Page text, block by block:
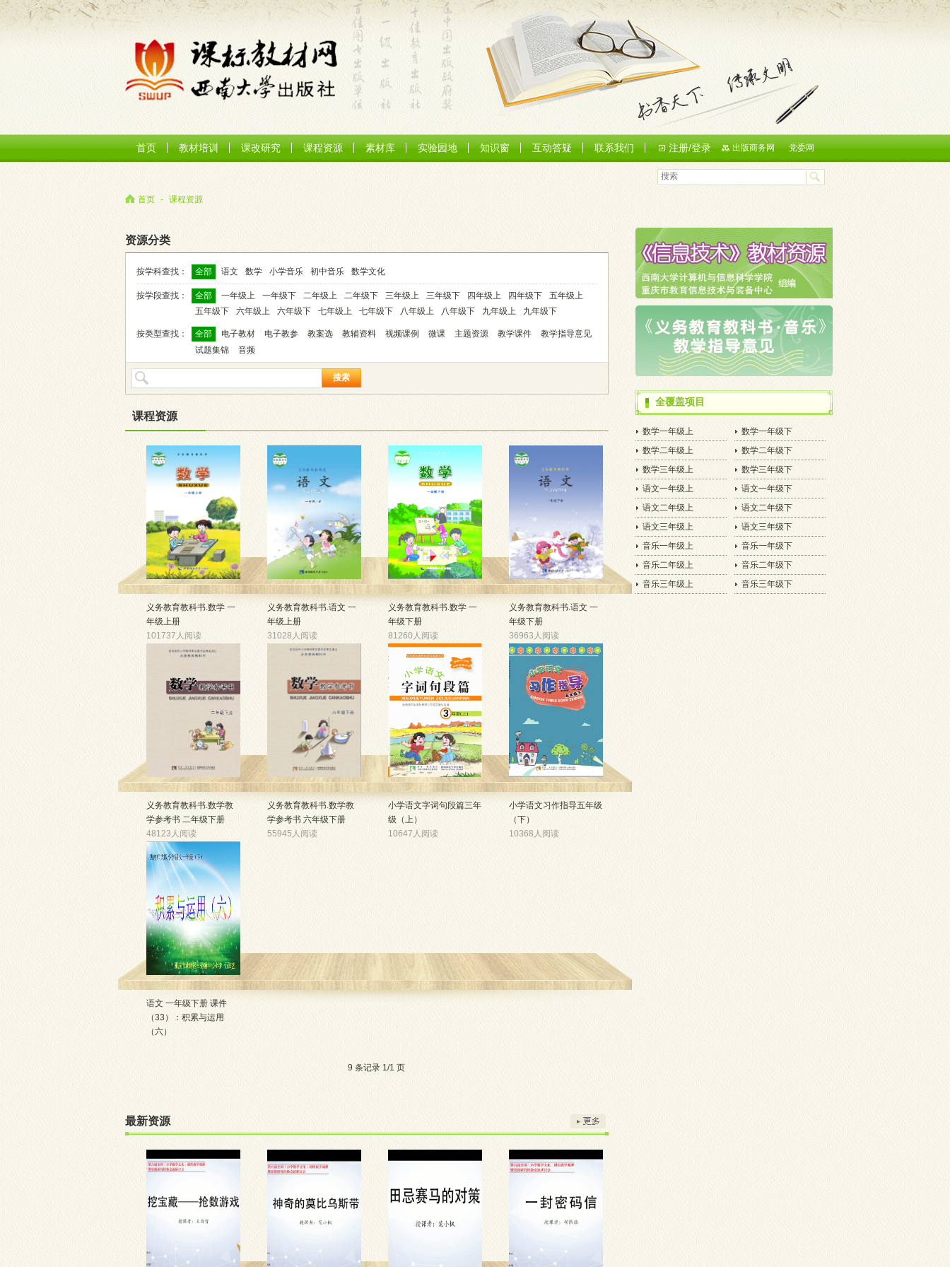
首页 教材培训 课改研究 课程资源 素材库 实验园地 知识窗 互动答疑 联系我们 党委网
出版商务网
注册/登录
首页 - 课程资源
资源分类
按学科查找： 全部 语文 数学 小学音乐 初中音乐 数学文化
按学段查找： 全部 一年级上 一年级下 二年级上 二年级下 三年级上 三年级下 四年级上 四年级下
五年级上
五年级下
六年级上 六年级下 七年级上 七年级下 八年级上 八年级下 九年级上 九年级下
按类型查找： 全部 电子教材 电子教参 教案选 教辅资料 视频课例 微课 主题资源 教学课件
教学指导意见
试题集锦
音频
搜索
课程资源
义务教育教科书.数学 一
年级上册
101737人阅读
义务教育教科书.语文 一
年级上册
31028人阅读
义务教育教科书.数学 一
年级下册
81260人阅读
义务教育教科书.语文 一
年级下册
36963人阅读
义务教育教科书.数学教
学参考书 二年级下册
48123人阅读
义务教育教科书.数学教
学参考书 六年级下册
55945人阅读
小学语文字词句段篇三年
级（上）
10647人阅读
小学语文习作指导五年级
（下）
10368人阅读
语文 一年级下册 课件
（33）：积累与运用
（六）
9 条记录 1/1 页
最新资源
全覆盖项目
数学一年级上
数学二年级上
数学三年级上
语文一年级上
语文二年级上
语文三年级上
音乐一年级上
音乐二年级上
音乐三年级上
数学一年级下
数学二年级下
数学三年级下
语文一年级下
语文二年级下
语文三年级下
音乐一年级下
音乐二年级下
音乐三年级下